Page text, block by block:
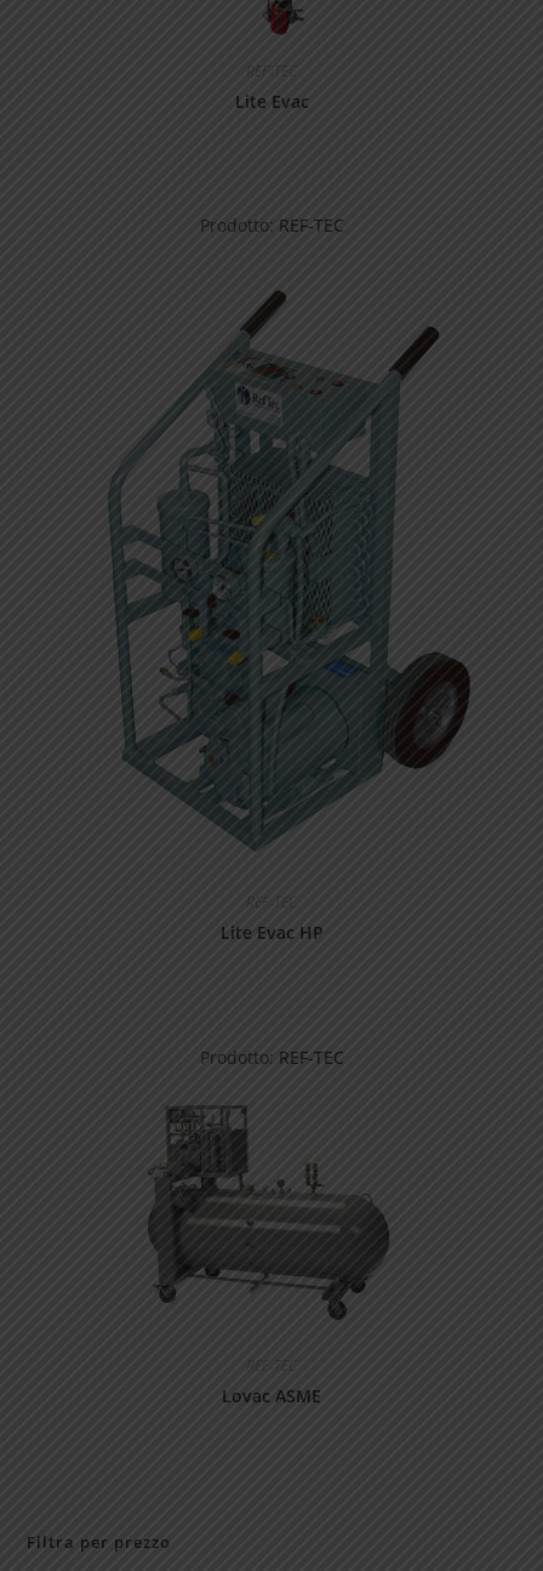
REF-TEC
Lite Evac
Prodotto: REF-TEC
REF-TEC
Lite Evac HP
Prodotto: REF-TEC
REF-TEC
Lovac ASME
Filtra per prezzo